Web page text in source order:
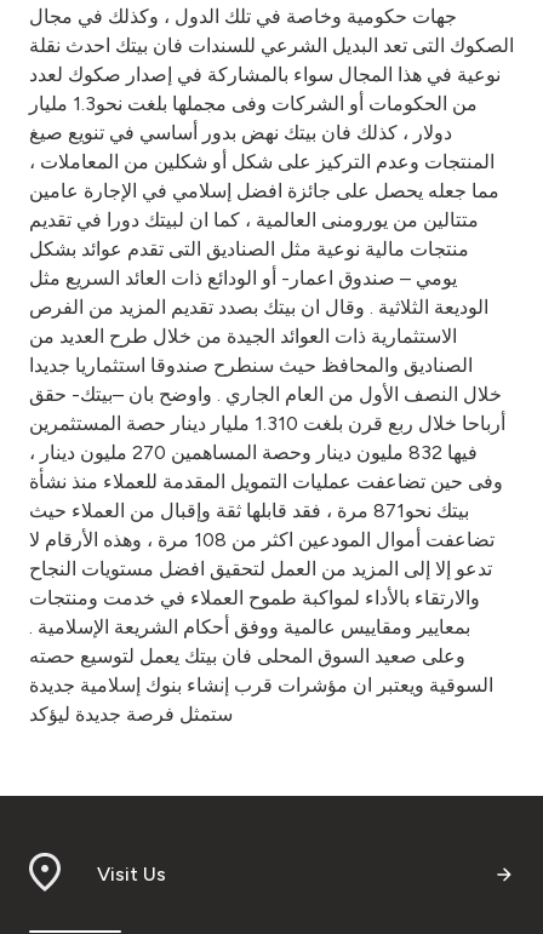
جهات حكومية وخاصة في تلك الدول ، وكذلك في مجال
الصكوك التى تعد البديل الشرعي للسندات فان بيتك احدث نقلة
نوعية في هذا المجال سواء بالمشاركة في إصدار صكوك لعدد
من الحكومات أو الشركات وفى مجملها بلغت نحو1.3 مليار
دولار ، كذلك فان بيتك نهض بدور أساسي في تنويع صيغ
المنتجات وعدم التركيز على شكل أو شكلين من المعاملات ،
مما جعله يحصل على جائزة افضل إسلامي في الإجارة عامين
متتالين من يورومنى العالمية ، كما ان لبيتك دورا في تقديم
منتجات مالية نوعية مثل الصناديق التى تقدم عوائد بشكل
يومي – صندوق اعمار- أو الودائع ذات العائد السريع مثل
الوديعة الثلاثية . وقال ان بيتك بصدد تقديم المزيد من الفرص
الاستثمارية ذات العوائد الجيدة من خلال طرح العديد من
الصناديق والمحافظ حيث سنطرح صندوقا استثماريا جديدا
خلال النصف الأول من العام الجاري . واوضح بان –بيتك- حقق
أرباحا خلال ربع قرن بلغت 1.310 مليار دينار حصة المستثمرين
فيها 832 مليون دينار وحصة المساهمين 270 مليون دينار ،
وفى حين تضاعفت عمليات التمويل المقدمة للعملاء منذ نشأة
بيتك نحو871 مرة ، فقد قابلها ثقة وإقبال من العملاء حيث
تضاعفت أموال المودعين اكثر من 108 مرة ، وهذه الأرقام لا
تدعو إلا إلى المزيد من العمل لتحقيق افضل مستويات النجاح
والارتقاء بالأداء لمواكبة طموح العملاء في خدمت ومنتجات
بمعايير ومقاييس عالمية ووفق أحكام الشريعة الإسلامية .
وعلى صعيد السوق المحلى فان بيتك يعمل لتوسيع حصته
السوقية ويعتبر ان مؤشرات قرب إنشاء بنوك إسلامية جديدة
ستمثل فرصة جديدة ليؤكد
Visit Us